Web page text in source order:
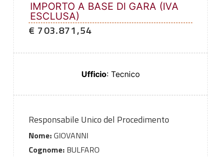
IMPORTO A BASE DI GARA (IVA
ESCLUSA)
€ 703.871,54
Ufficio: Tecnico
Responsabile Unico del Procedimento
Nome:GIOVANNI
Cognome:BULFARO